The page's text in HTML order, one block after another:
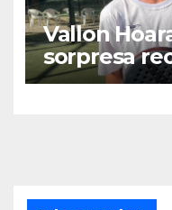
Vallon
sorpresa
la cap de